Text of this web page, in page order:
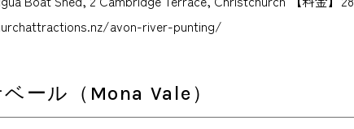
avon-river-punting/
ール（Mona Vale）